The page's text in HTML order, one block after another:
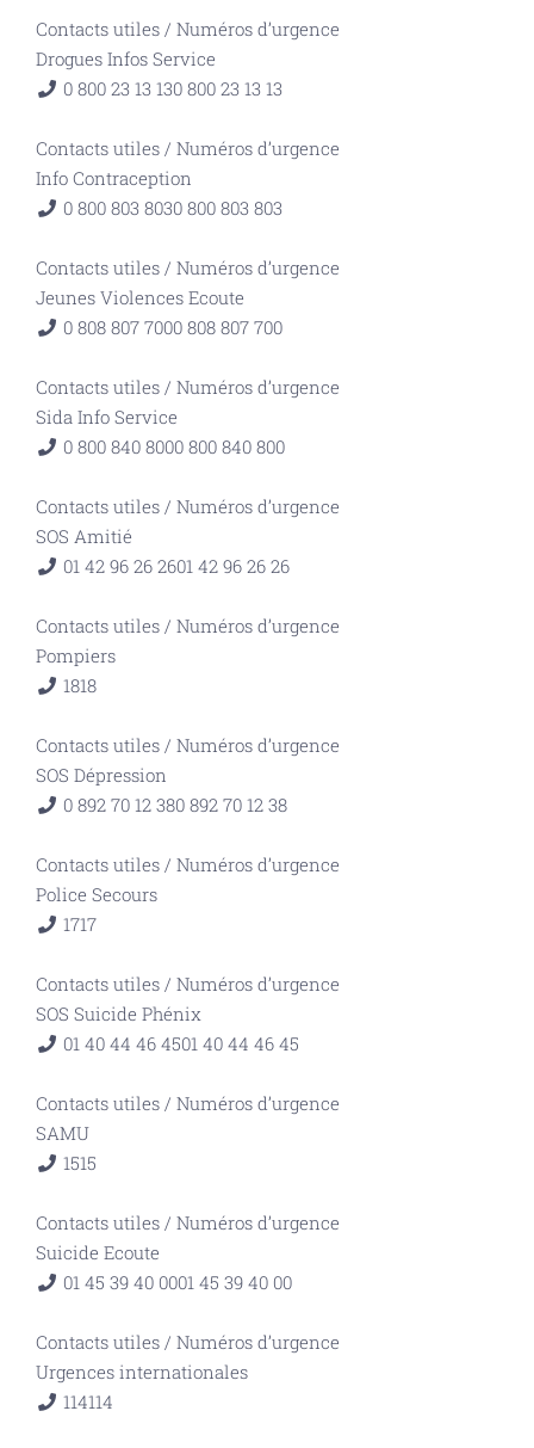
Contacts utiles / Numéros d’urgence
Drogues Infos Service
0 800 23 13 130 800 23 13 13
Contacts utiles / Numéros d’urgence
Info Contraception
0 800 803 8030 800 803 803
Contacts utiles / Numéros d’urgence
Jeunes Violences Ecoute
0 808 807 7000 808 807 700
Contacts utiles / Numéros d’urgence
Sida Info Service
0 800 840 8000 800 840 800
Contacts utiles / Numéros d’urgence
SOS Amitié
01 42 96 26 2601 42 96 26 26
Contacts utiles / Numéros d’urgence
Pompiers
1818
Contacts utiles / Numéros d’urgence
SOS Dépression
0 892 70 12 380 892 70 12 38
Contacts utiles / Numéros d’urgence
Police Secours
1717
Contacts utiles / Numéros d’urgence
SOS Suicide Phénix
01 40 44 46 4501 40 44 46 45
Contacts utiles / Numéros d’urgence
SAMU
1515
Contacts utiles / Numéros d’urgence
Suicide Ecoute
01 45 39 40 0001 45 39 40 00
Contacts utiles / Numéros d’urgence
Urgences internationales
114114